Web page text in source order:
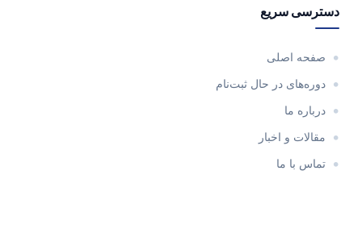
دسترسی سریع
صفحه اصلی
دوره‌های در حال ثبت‌نام
درباره ما
مقالات و اخبار
تماس با ما